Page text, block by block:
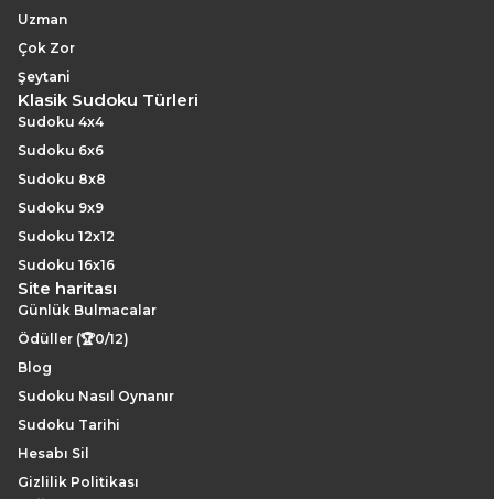
Uzman
Çok Zor
Şeytani
Klasik Sudoku Türleri
Sudoku 4x4
Sudoku 6x6
Sudoku 8x8
Sudoku 9x9
Sudoku 12x12
Sudoku 16x16
Site haritası
Günlük Bulmacalar
Ödüller (🏆0/12)
Blog
Sudoku Nasıl Oynanır
Sudoku Tarihi
Hesabı Sil
Gizlilik Politikası